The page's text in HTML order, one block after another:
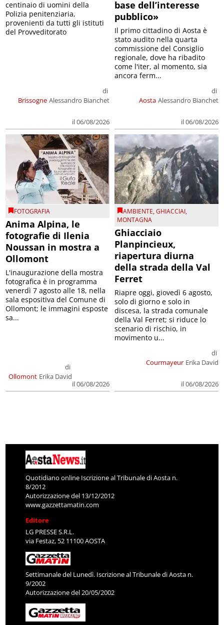
Brissogne
di
Alessandro Bianchet
il 06/08/2026
centinaio di uomini della
Polizia penitenziaria,
provenienti da tutti gli istituti
del Provveditorato
base dell’interesse
pubblico»
Aosta
di
Alessandro Bianchet
il 06/08/2026
Il primo cittadino di Aosta è
stato audito nella quarta
commissione del Consiglio
regionale, dove ha ribadito
come l'iter, al momento, sia
ancora ferm...
FOTOGRAFIA
Anima Alpina, le
fotografie di Ilenia
Noussan in mostra a
Ollomont
Ollomont
di
Erika David
il 06/08/2026
L'inaugurazione della mostra
fotografica è in programma
venerdì 7 agosto alle 18, nella
sala espositiva del Comune di
Ollomont; le immagini esposte
sa...
AMBIENTE,GHIACCIAI,
MONTAGNA
Ghiacciaio
Planpincieux,
riapertura diurna
della strada della Val
Ferret
Courmayeur
di
Erika David
il 06/08/2026
Riapre oggi, giovedì 6 agosto,
solo di giorno e solo in
discesa, la strada comunale
della Val Ferret; si riduce lo
scenario di rischio, in
movimento u...
Quotidiano online Iscrizione al Tribunale di Aosta n.
8/2012
Autorizzazione del 13/12/2012
www.gazzettamatin.com
Editore
LG PRESSE S.R.L.
via Festaz, 52 11100 AOSTA
Settimanale del Lunedì. Iscrizione al Tribunale di Aosta n.
9/2002
Autorizzazione del 20/05/2002